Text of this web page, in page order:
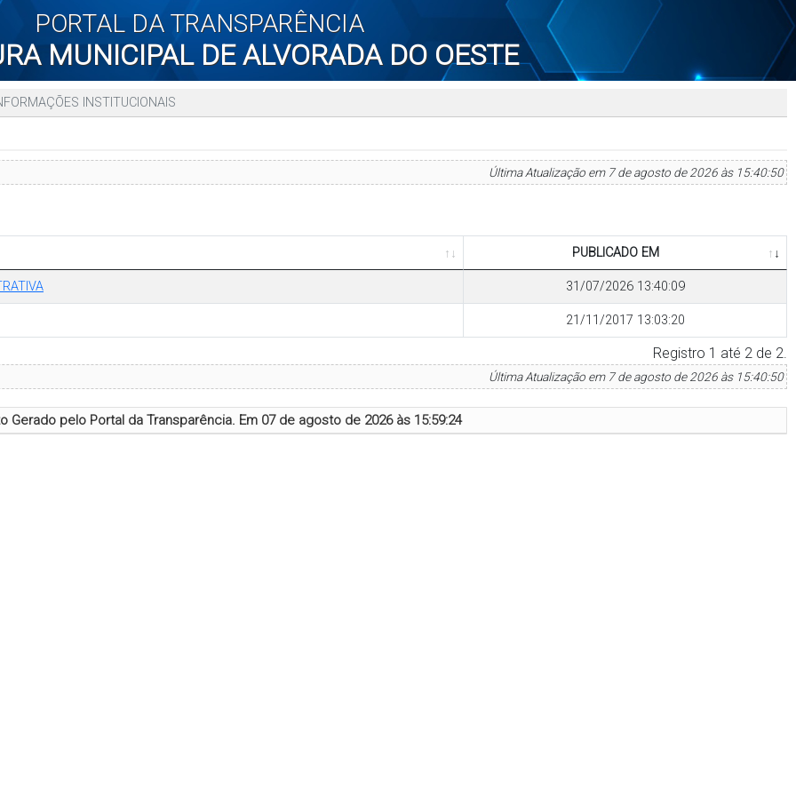
PORTAL DA TRANSPARÊNCIA
MUNICIPAL DE ALVORADA DO OESTE
INSTITUCIONAIS
Última Atualização em 7 de agosto de 2026 às 15:40:50
PUBLICADO EM
31/07/2026 13:40:09
21/11/2017 13:03:20
Registro 1 até 2 de 2.
Última Atualização em 7 de agosto de 2026 às 15:40:50
Gerado pelo Portal da Transparência. Em 07 de agosto de 2026 às 15:59:24